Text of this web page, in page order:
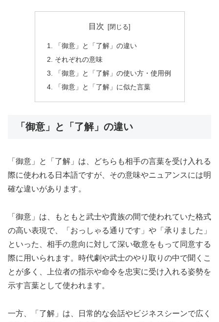
目次
「御意」と「了解」の違い
それぞれの意味
「御意」と「了解」の使い方・使用例
「御意」と「了解」に似た言葉
「御意」と「了解」の違い
「御意」と「了解」は、どちらも相手の言葉を受け入れる
際に使われる日本語ですが、その意味やニュアンスには明
確な違いがあります。
「御意」は、もともと武士や貴族の間で使われていた格式
の高い表現で、「おっしゃる通りです」や「承りました」
といった、相手の意向に対して深い敬意をもって同意する
際に用いられます。時代劇や武士のやり取りの中で聞くこ
とが多く、上位者の指示や命令を忠実に受け入れる姿勢を
示す言葉として使われます。
一方、「了解」は、日常的な会話やビジネスシーンで広く